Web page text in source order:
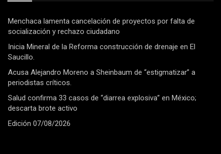
Menchaca lamenta cancelación de proyectos por falta de
socialización y rechazo ciudadano
Inicia Mineral de la Reforma construcción de drenaje en El
Saucillo.
Acusa Alejandro Moreno a Sheinbaum de “estigmatizar” a
periodistas críticos.
Salud confirma 33 casos de “diarrea explosiva” en México;
descarta brote activo
Edición 07/08/2026